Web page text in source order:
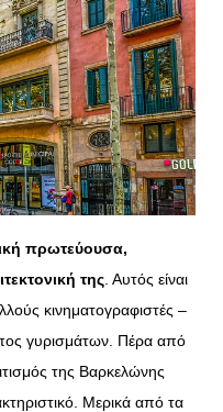
πρωτεύουσα,
της . Αυτός είναι
κινηματογραφιστές –
γυρισμάτων. Πέρα από
της Βαρκελώνης
Μερικά από τα